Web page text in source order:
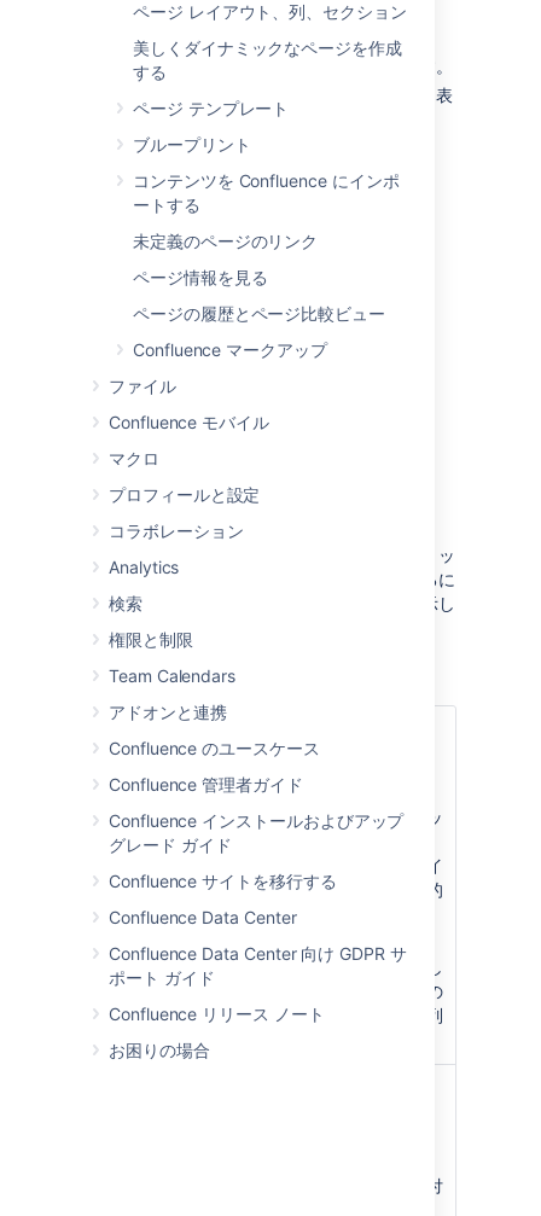
ページ レイアウト、列、セクション
美しくダイナミックなページを作成
する
ページ テンプレート
ブループリント
コンテンツを Confluence にインポ
ートする
未定義のページのリンク
ページ情報を見る
ページの履歴とページ比較ビュー
Confluence マークアップ
ファイル
Confluence モバイル
マクロ
プロフィールと設定
コラボレーション
Analytics
検索
権限と制限
Team Calendars
アドオンと連携
Confluence のユースケース
Confluence 管理者ガイド
Confluence インストールおよびアップ
グレード ガイド
Confluence サイトを移行する
Confluence Data Center
Confluence Data Center 向け GDPR サ
ポート ガイド
Confluence リリース ノート
お困りの場合
表を作成する方法
ツールバーの
ボタンをクリックします。
ドロップダウンのセルをクリックして、表
の列と行の数を設定します。
表の編集
表の列をサイズ調整するには、列の枠線をクリッ
クしてドラッグします。表に別の変更を加えるに
は、表内をクリックして表のツールバーを表示し
ます。
以下は表ツールの概要です。
応じて表が拡張されるようにするに
は、このモードを選択します。ドラッ
グで列のサイズを変更できます。ま
た、ページ閲覧者のウィンドウのサイ
ズに合わせ、合理的な範囲内で自動的
にサイズが調整されます。
固定幅– 列の枠線をドラッグして幅
を設定するには、このモードを選択し
ます。コンテンツおよびウィンドウの
サイズを問わず、設定したサイズで列
が表示されます。
現在の行の切り取り、コピー、貼り付